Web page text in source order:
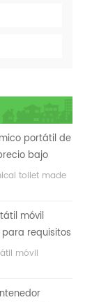
portátil de
bajo
toilet made
móvil
requisitos
de
móvil